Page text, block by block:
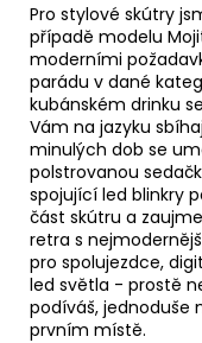
Pro stylové skútry
případě modelu
moderními
parádu v dané
kubánském drinku
Vám na jazyku
minulých dob se
polstrovanou
spojující led blinkry
část skútru a
retra s
pro spolujezdce,
led světla - prostě
podíváš, jednoduše
prvním místě.